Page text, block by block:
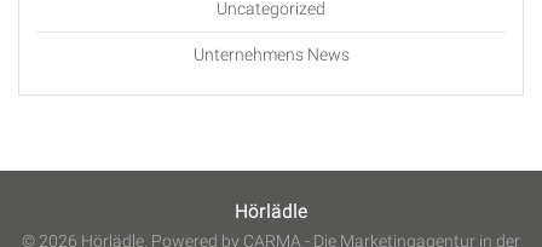
Uncategorized
Unternehmens News
Hörlädle
© 2026 Hörlädle. Powered by CARMA - Die Marketingagentur in der